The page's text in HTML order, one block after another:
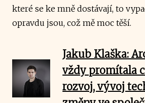
které se ke mně dostávají, to
opravdu jsou, což mě moc těší.
Jakub Klaška:
vždy promítala
rozvoj, vývoj